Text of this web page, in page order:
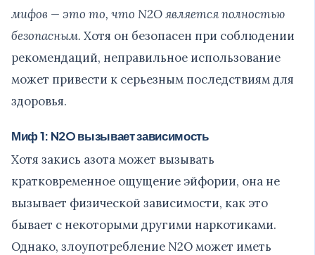
мифов — это то, что N2O является полностью
безопасным. Хотя он безопасен при соблюдении
рекомендаций, неправильное использование
может привести к серьезным последствиям для
здоровья.
Миф 1: N2O вызывает зависимость
Хотя закись азота может вызывать
кратковременное ощущение эйфории, она не
вызывает физической зависимости, как это
бывает с некоторыми другими наркотиками.
Однако, злоупотребление N2O может иметь